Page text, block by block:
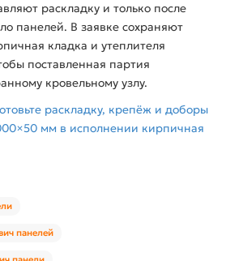
раскладку и только после
панелей. В заявке сохраняют
кладка и утеплителя
поставленная партия
кровельному узлу.
раскладку, крепёж и доборы
мм в исполнении кирпичная
панелей